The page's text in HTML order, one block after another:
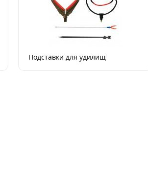
Подставки для удилищ